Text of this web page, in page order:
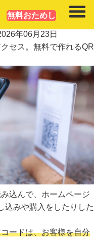
無料おためし
年06月23日
セス。無料で作れるQR
込んで、ホームページ
込みや購入をしたりした
ードは、お客様を自分